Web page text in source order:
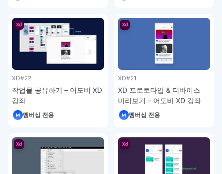
XD#22
작업물 공유하기 – 어도비 XD
강좌
멤버십 전용
XD#21
XD 프로토타입 & 디바이스
미리보기 – 어도비 XD 강좌
멤버십 전용